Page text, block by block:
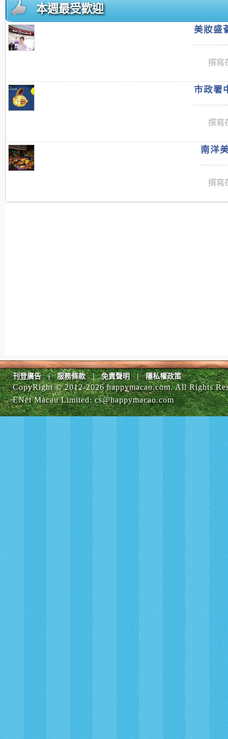
本週最受歡迎
美妝盛
撰寫
市政署
撰寫
南洋
撰寫
刊登廣告 | 服務條款 | 免責聲明 | 隱私權政策
CopyRight © 2012-2026 happymacao.com. All Rights
ENet Macau Limited:cs@happymacao.com